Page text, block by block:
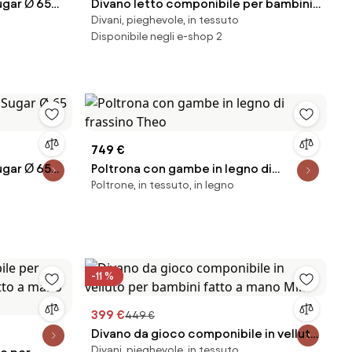
Ø 65
Divano letto componibile per bambini
in velluto fatto a mano Mila
Divani, pieghevole, in tessuto
Disponibile negli e-shop 2
Ø 65
749 €
Poltrona con gambe in legno di
frassino Theo
Poltrone, in tessuto, in legno
-11 %
399 €449 €
Divano da gioco componibile in velluto